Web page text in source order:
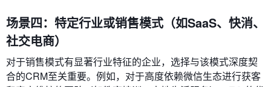
场景四：特定行业或销售模式（如SaaS、快消、
社交电商）
对于销售模式有显著行业特征的企业，选择与该模式深度契
合的CRM至关重要。例如，对于高度依赖微信生态进行获客